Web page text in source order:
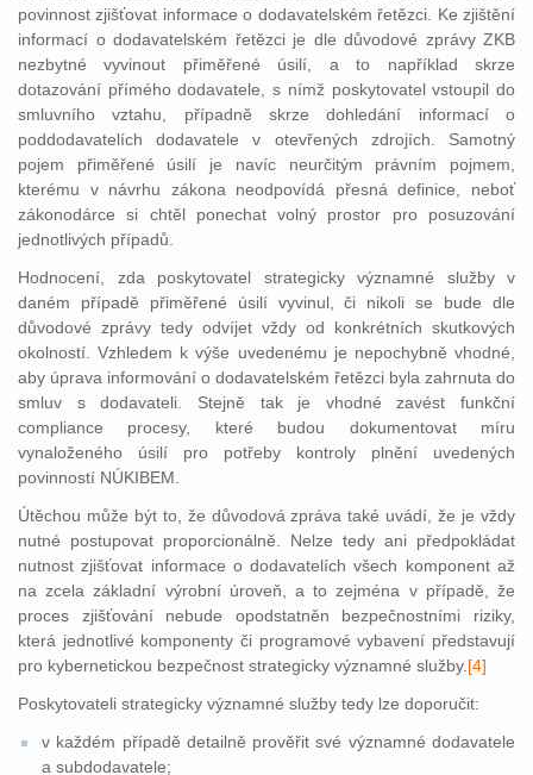
povinnost zjišťovat informace o dodavatelském řetězci. Ke zjištění
informací o dodavatelském řetězci je dle důvodové zprávy ZKB
nezbytné vyvinout přiměřené úsilí, a to například skrze
dotazování přímého dodavatele, s nímž poskytovatel vstoupil do
smluvního vztahu, případně skrze dohledání informací o
poddodavatelích dodavatele v otevřených zdrojích. Samotný
pojem přiměřené úsilí je navíc neurčitým právním pojmem,
kterému v návrhu zákona neodpovídá přesná definice, neboť
zákonodárce si chtěl ponechat volný prostor pro posuzování
jednotlivých případů.
Hodnocení, zda poskytovatel strategicky významné služby v
daném případě přiměřené úsilí vyvinul, či nikoli se bude dle
důvodové zprávy tedy odvíjet vždy od konkrétních skutkových
okolností. Vzhledem k výše uvedenému je nepochybně vhodné,
aby úprava informování o dodavatelském řetězci byla zahrnuta do
smluv s dodavateli. Stejně tak je vhodné zavést funkční
compliance procesy, které budou dokumentovat míru
vynaloženého úsilí pro potřeby kontroly plnění uvedených
povinností NÚKIBEM.
Útěchou může být to, že důvodová zpráva také uvádí, že je vždy
nutné postupovat proporcionálně. Nelze tedy ani předpokládat
nutnost zjišťovat informace o dodavatelích všech komponent až
na zcela základní výrobní úroveň, a to zejména v případě, že
proces zjišťování nebude opodstatněn bezpečnostními riziky,
která jednotlivé komponenty či programové vybavení představují
pro kybernetickou bezpečnost strategicky významné služby. [4]
Poskytovateli strategicky významné služby tedy lze doporučit:
v každém případě detailně prověřit své významné dodavatele
a subdodavatele;